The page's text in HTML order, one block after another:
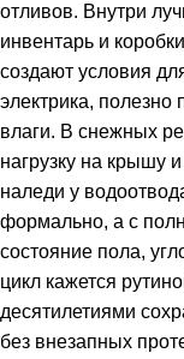
отливов. Внутри
инвентарь и
создают условия
электрика, полезно
влаги. В снежных
нагрузку на крышу
наледи у
формально, а с
состояние пола,
цикл кажется
десятилетиями
без внезапных